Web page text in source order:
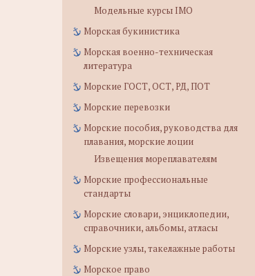
Модельные курсы IMO
Морская букинистика
Морская военно-техническая
литература
Морские ГОСТ, ОСТ, РД, ПОТ
Морские перевозки
Морские пособия, руководства для
плавания, морские лоции
Извещения мореплавателям
Морские профессиональные
стандарты
Морские словари, энциклопедии,
справочники, альбомы, атласы
Морские узлы, такелажные работы
Морское право